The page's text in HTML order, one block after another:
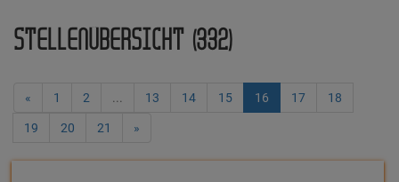
STELLENÜBERSICHT (332)
« 1 2 ... 13 14 15 16 17 18
19 20 21 »